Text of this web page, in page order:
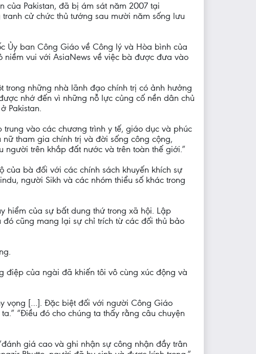
của Pakistan, đã bị ám sát năm 2007 tại
cử chức thủ tướng sau mười năm sống lưu
Ủy ban Công Giáo về Công lý và Hòa bình của
niềm vui với AsiaNews về việc bà được đưa vào
trong những nhà lãnh đạo chính trị có ảnh hưởng
nhớ đến vì những nỗ lực củng cố nền dân chủ
Pakistan.
vào các chương trình y tế, giáo dục và phúc
nữ tham gia chính trị và đời sống công cộng,
người trên khắp đất nước và trên toàn thế giới.”
của bà đối với các chính sách khuyến khích sự
người Sikh và các nhóm thiểu số khác trong
hiểm của sự bất dung thứ trong xã hội. Lập
cũng mang lại sự chỉ trích từ các đối thủ bảo
điệp của ngài đã khiến tôi vô cùng xúc động và
vọng […]. Đặc biệt đối với người Công Giáo
“Điều đó cho chúng ta thấy rằng câu chuyện
giá cao và ghi nhận sự công nhận đầy trân